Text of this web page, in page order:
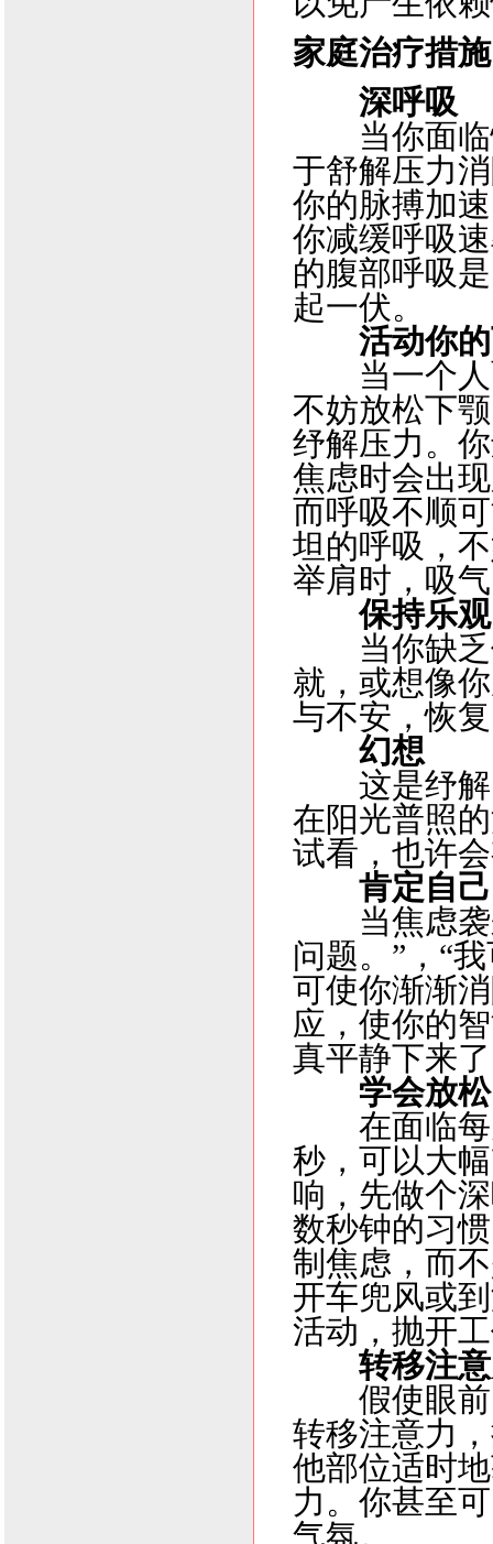
家庭治疗措施
深呼吸
当你面
于舒解压力
你的脉搏加
你减缓呼吸
的腹部呼吸
起一伏。
活动你
当一个
不妨放松下
纾解压力。
焦虑时会出
而呼吸不顺
坦的呼吸，
举肩时，吸
保持乐观
当你缺
就，或想像
与不安，恢
幻想
这是纾
在阳光普照
试看，也许
肯定自己
当焦虑
问题。”，“
可使你渐渐
应，使你的
真平静下来
学会放松
在面临
秒，可以大
响，先做个
数秒钟的习
制焦虑，而
开车兜风或
活动，抛开
转移注
假使眼
转移注意力
他部位适时
力。你甚至